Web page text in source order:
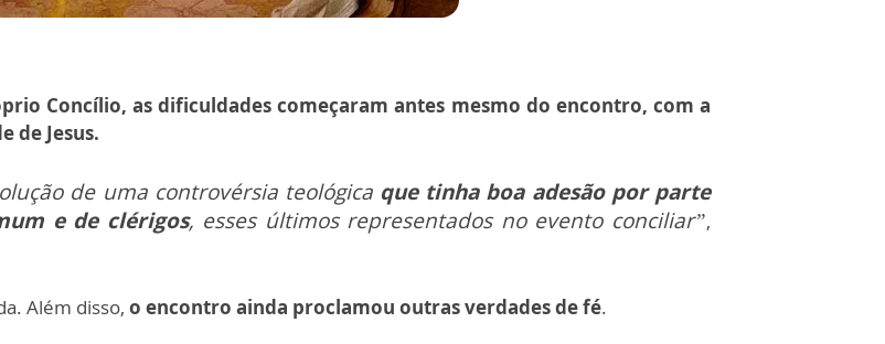
Concílio, as dificuldades começaram antes mesmo do encontro, com a
de Jesus.
de uma controvérsia teológica que tinha boa adesão por parte
e de clérigos, esses últimos representados no evento conciliar”,
Além disso, o encontro ainda proclamou outras verdades de fé.